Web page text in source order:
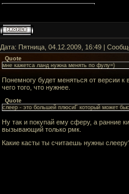
Дата: Пятница, 04.12.2009, 16:49 |
Quote
мне кажетса ланд нужна менять по фулу=)
Понемногу будет меняться от версии
чего того, что нужнее.
Quote
слеер - это большей плюсиГ который может
Ну так и покупай ему сферу, а ранние
вызывающий только рмк.
Какие касты ты считаешь нужны